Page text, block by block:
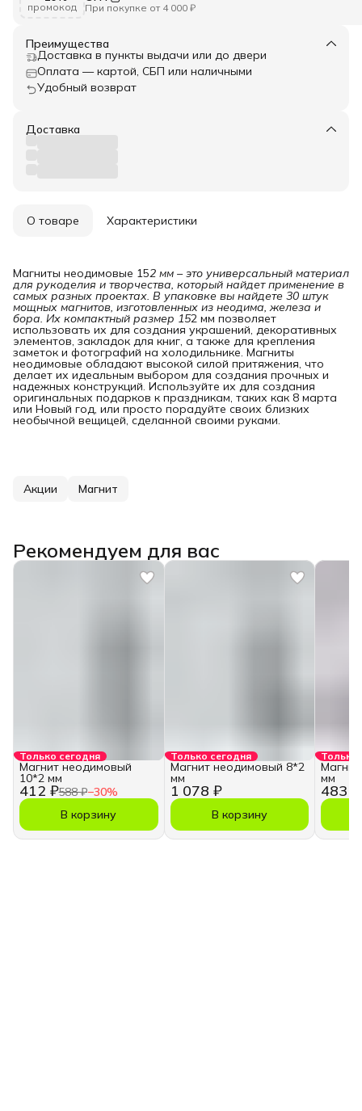
промокод При покупке от 4 000 ₽
Преимущества
Доставка в пункты выдачи или до двери
Оплата — картой, СБП или наличными
Удобный возврат
Доставка
О товаре Характеристики
Магниты неодимовые 152 мм – это универсальный материал
для рукоделия и творчества, который найдет применение в
самых разных проектах. В упаковке вы найдете 30 штук
мощных магнитов, изготовленных из неодима, железа и
бора. Их компактный размер 152 мм позволяет
использовать их для создания украшений, декоративных
элементов, закладок для книг, а также для крепления
заметок и фотографий на холодильнике. Магниты
неодимовые обладают высокой силой притяжения, что
делает их идеальным выбором для создания прочных и
надежных конструкций. Используйте их для создания
оригинальных подарков к праздникам, таких как 8 марта
или Новый год, или просто порадуйте своих близких
необычной вещицей, сделанной своими руками.
Акции Магнит
Рекомендуем для вас
Только сегодня
412 ₽588 ₽−30%
Магнит неодимовый
10*2 мм
В корзину
Только сегодня
1 078 ₽
Магнит неодимовый 8*2
мм
В корзину
Только
483 ₽
мм